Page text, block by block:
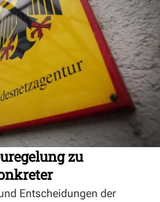
zu
Entscheidungen der